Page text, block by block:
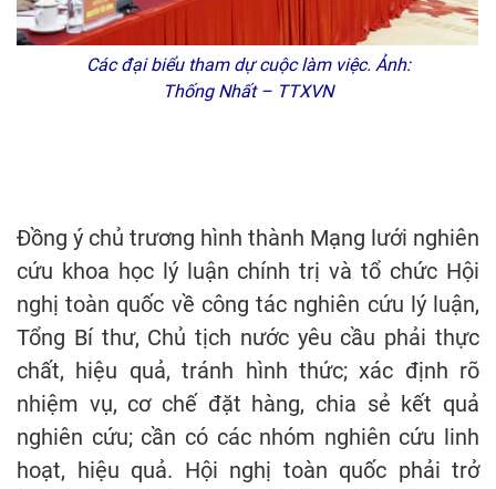
Các đại biểu tham dự cuộc làm việc. Ảnh:
Thống Nhất – TTXVN
Đồng ý chủ trương hình thành Mạng lưới nghiên
cứu khoa học lý luận chính trị và tổ chức Hội
nghị toàn quốc về công tác nghiên cứu lý luận,
Tổng Bí thư, Chủ tịch nước yêu cầu phải thực
chất, hiệu quả, tránh hình thức; xác định rõ
nhiệm vụ, cơ chế đặt hàng, chia sẻ kết quả
nghiên cứu; cần có các nhóm nghiên cứu linh
hoạt, hiệu quả. Hội nghị toàn quốc phải trở